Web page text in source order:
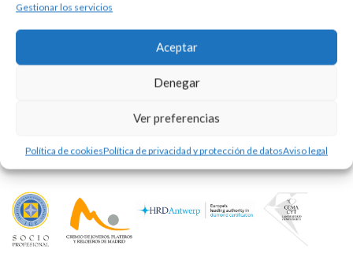
Gestionar los servicios
Aceptar
Denegar
Ver preferencias
Política de cookiesPolítica de privacidad y protección de datosAviso legal
CRUZ DE PLATA Y PELO
95,00€
Esta es una pieza única al ser realizada de manera artesanal en
nuestros talleres de Madrid, España. Es por ello por lo que sus
características y precio pueden variar de una pieza a otra. Para